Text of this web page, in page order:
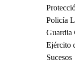
Policía
Guardia
Ejército
Sucesos